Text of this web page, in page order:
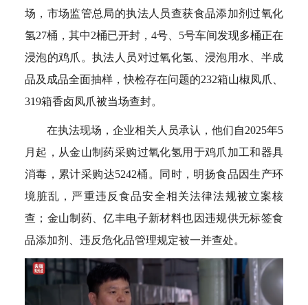
场，市场监管总局的执法人员查获食品添加剂过氧化
氢27桶，其中2桶已开封，4号、5号车间发现多桶正在
浸泡的鸡爪。执法人员对过氧化氢、浸泡用水、半成
品及成品全面抽样，快检存在问题的232箱山椒凤爪、
319箱香卤凤爪被当场查封。
在执法现场，企业相关人员承认，他们自2025年5
月起，从金山制药采购过氧化氢用于鸡爪加工和器具
消毒，累计采购达5242桶。同时，明扬食品因生产环
境脏乱，严重违反食品安全相关法律法规被立案核
查；金山制药、亿丰电子新材料也因违规供无标签食
品添加剂、违反危化品管理规定被一并查处。